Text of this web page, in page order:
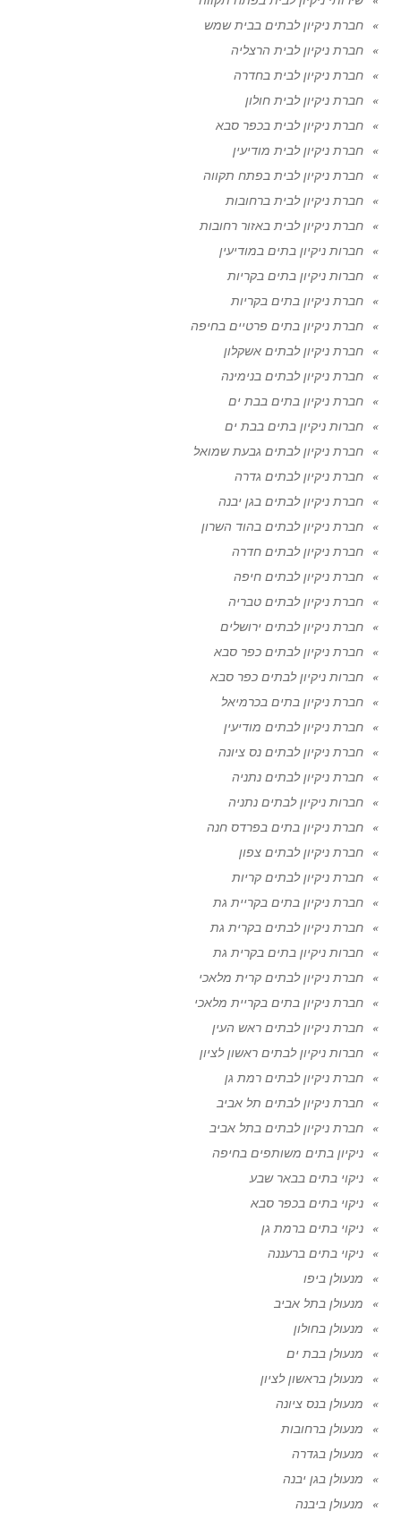
חברת ניקיון לבתים בבית שמש
חברת ניקיון לבית הרצליה
חברת ניקיון לבית בחדרה
חברת ניקיון לבית חולון
חברת ניקיון לבית בכפר סבא
חברת ניקיון לבית מודיעין
חברת ניקיון לבית בפתח תקווה
חברת ניקיון לבית ברחובות
חברת ניקיון לבית באזור רחובות
חברות ניקיון בתים במודיעין
חברות ניקיון בתים בקריות
חברת ניקיון בתים בקריות
חברת ניקיון בתים פרטיים בחיפה
חברת ניקיון לבתים אשקלון
חברת ניקיון לבתים בנימינה
חברת ניקיון בתים בבת ים
חברות ניקיון בתים בבת ים
חברת ניקיון לבתים גבעת שמואל
חברת ניקיון לבתים גדרה
חברת ניקיון לבתים בגן יבנה
חברת ניקיון לבתים בהוד השרון
חברת ניקיון לבתים חדרה
חברת ניקיון לבתים חיפה
חברת ניקיון לבתים טבריה
חברת ניקיון לבתים ירושלים
חברת ניקיון לבתים כפר סבא
חברות ניקיון לבתים כפר סבא
חברת ניקיון בתים בכרמיאל
חברת ניקיון לבתים מודיעין
חברת ניקיון לבתים נס ציונה
חברת ניקיון לבתים נתניה
חברות ניקיון לבתים נתניה
חברת ניקיון בתים בפרדס חנה
חברת ניקיון לבתים צפון
חברת ניקיון לבתים קריות
חברת ניקיון בתים בקריית גת
חברת ניקיון לבתים בקרית גת
חברות ניקיון בתים בקרית גת
חברת ניקיון לבתים קרית מלאכי
חברת ניקיון בתים בקריית מלאכי
חברת ניקיון לבתים ראש העין
חברות ניקיון לבתים ראשון לציון
חברת ניקיון לבתים רמת גן
חברת ניקיון לבתים תל אביב
חברת ניקיון לבתים בתל אביב
ניקיון בתים משותפים בחיפה
ניקוי בתים בבאר שבע
ניקוי בתים בכפר סבא
ניקוי בתים ברמת גן
ניקוי בתים ברעננה
מנעולן ביפו
מנעולן בתל אביב
מנעולן בחולון
מנעולן בבת ים
מנעולן בראשון לציון
מנעולן בנס ציונה
מנעולן ברחובות
מנעולן בגדרה
מנעולן בגן יבנה
מנעולן ביבנה